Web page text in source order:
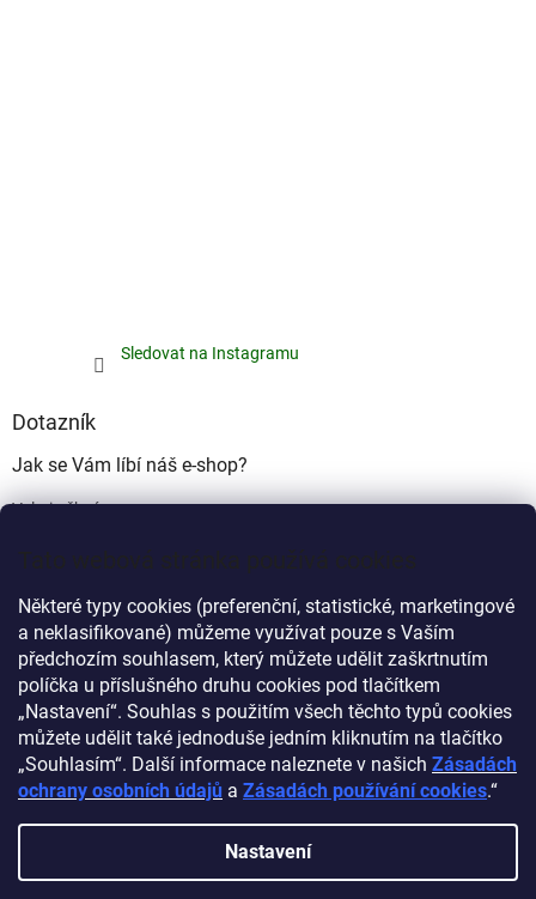
Tato webová stránka používá cookies
Některé typy cookies (preferenční, statistické, marketingové
a neklasifikované) můžeme využívat pouze s Vaším
předchozím souhlasem, který můžete udělit zaškrtnutím
políčka u příslušného druhu cookies pod tlačítkem
„Nastavení“. Souhlas s použitím všech těchto typů cookies
můžete udělit také jednoduše jedním kliknutím na tlačítko
„Souhlasím“. Další informace naleznete v našich Zásadách
ochrany osobních údajů a Zásadách používání cookies.“
Nastavení
Sledovat na Instagramu
Dotazník
Jak se Vám líbí náš e-shop?
Velmi pěkný
Ujde to
Nelíbí se mi
Počet hlasů:340
Myprovas.cz Obchodnawebu.cz
Vytvořil Shoptet